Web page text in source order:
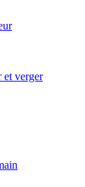
et verger